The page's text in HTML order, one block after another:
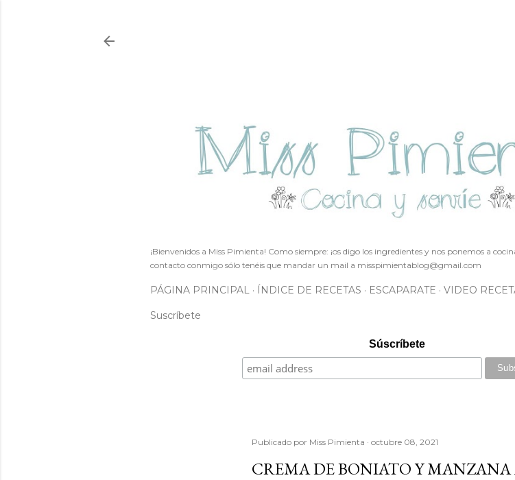
¡Bienvenidos a Miss Pimienta! Como siempre: ¡os digo los ingredientes y nos ponemos a
contacto conmigo sólo tenéis que mandar un mail a misspimientablog@gmail.com
PÁGINA PRINCIPAL ÍNDICE DE RECETAS ESCAPARATE VIDEO
Suscríbete
Súscríbete
Publicado por Miss Pimienta octubre 08, 2021
CREMA DE BONIATO Y